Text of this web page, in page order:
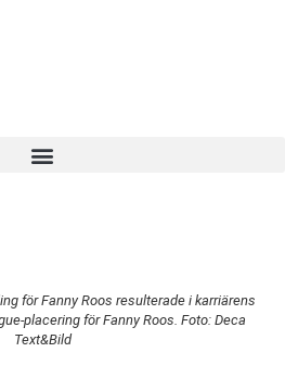
för Fanny Roos resulterade i karriärens
placering för Fanny Roos. Foto: Deca
Text&Bild